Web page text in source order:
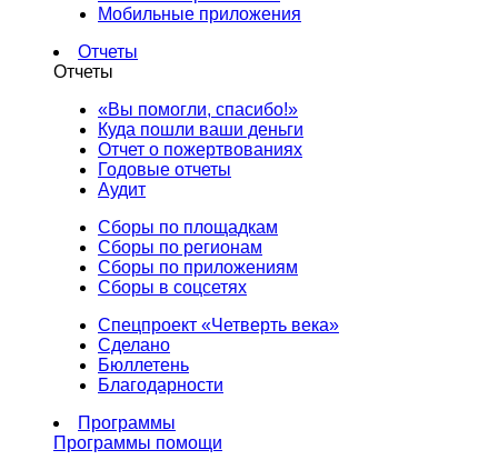
Мобильные приложения
Отчеты
Отчеты
«Вы помогли, спасибо!»
Куда пошли ваши деньги
Отчет о пожертвованиях
Годовые отчеты
Аудит
Сборы по площадкам
Сборы по регионам
Сборы по приложениям
Сборы в соцсетях
Спецпроект «Четверть века»
Сделано
Бюллетень
Благодарности
Программы
Программы помощи